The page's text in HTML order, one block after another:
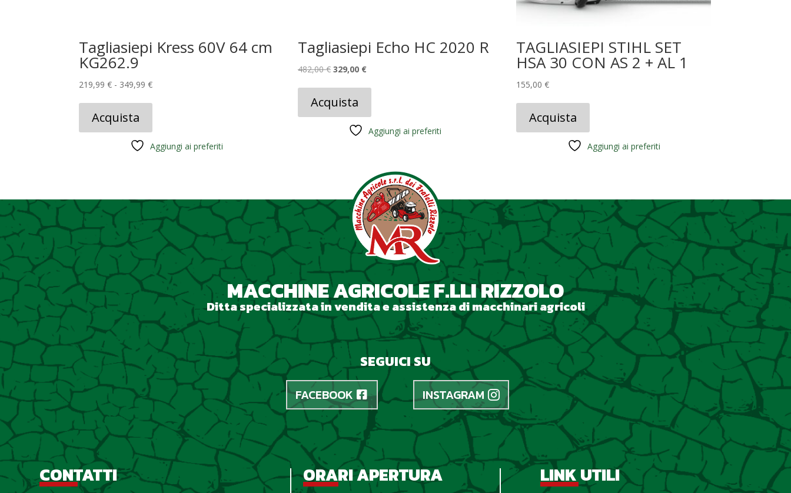
Tagliasiepi Kress 60V 64 cm
KG262.9
219,99€ - 349,99€Fascia
a
Acquista
Aggiungi ai preferiti
Tagliasiepi Echo HC 2020 R
482,00€ Il
originale
era:
482,00 €.
329,00 €Il
Acquista
Aggiungi ai preferiti
TAGLIASIEPI STIHL SET
HSA 30 CON AS 2 + AL 1
155,00€
Acquista
Aggiungi ai preferiti
MACCHINE AGRICOLE F.LLI RIZZOLO
Ditta specializzata in vendita e assistenza di macchinari agricoli
SEGUICI SU
FACEBOOK INSTAGRAM
CONTATTI ORARI APERTURA LINK UTILI